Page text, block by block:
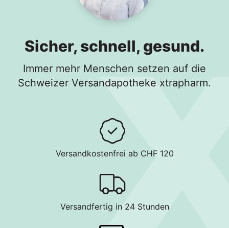
Sicher, schnell, gesund.
Immer mehr Menschen setzen auf die
Schweizer Versandapotheke xtrapharm.
Versandkostenfrei ab CHF 120
Versandfertig in 24 Stunden